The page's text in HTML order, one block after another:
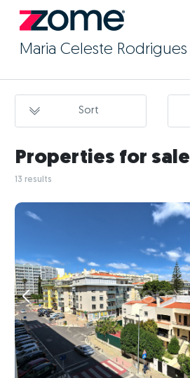
Maria Celeste Rodrigues
Sort
Properties for sale
13 results